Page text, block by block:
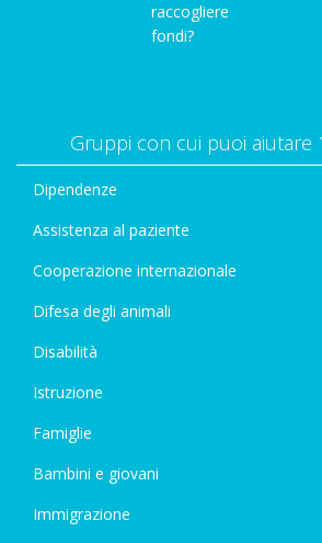
raccogliere
fondi?
Gruppi con cui puoi aiutare
Dipendenze
Assistenza al paziente
Cooperazione internazionale
Difesa degli animali
Disabilità
Istruzione
Famiglie
Bambini e giovani
Immigrazione